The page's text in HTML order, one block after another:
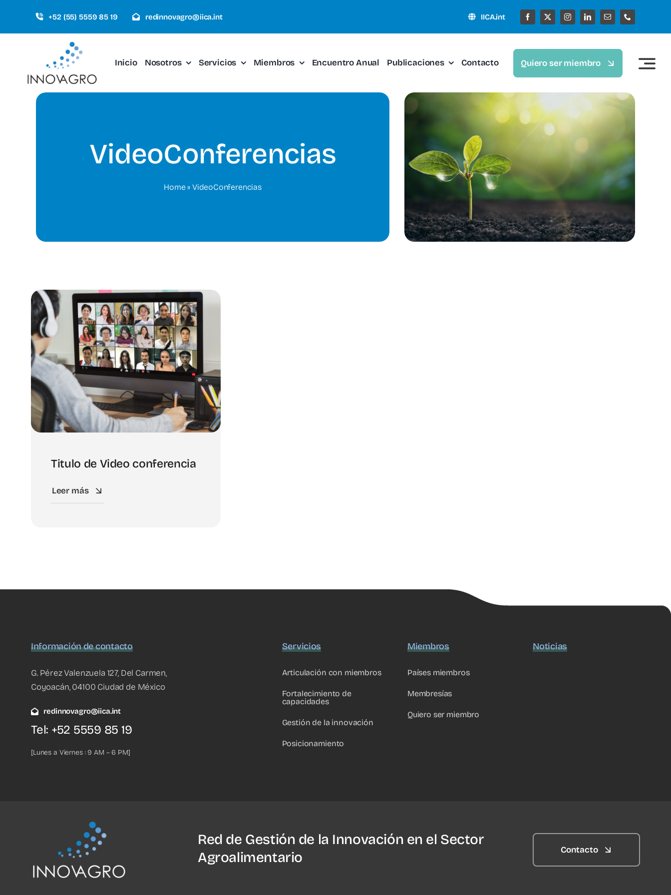
contenido
+52 (55) 5559 85 19 redinnovagro@iica.int IICA.int
Inicio Nosotros Servicios Miembros Encuentro Anual Publicaciones Contacto Quiero ser miembro
VideoConferencias
Home » VideoConferencias
Titulo de Video conferencia
Leer más
Información de contacto
G. Pérez Valenzuela 127, Del Carmen,
Coyoacán, 04100 Ciudad de México
redinnovagro@iica.int
Tel: +52 5559 85 19
[Lunes a Viernes : 9 AM – 6 PM]
Servicios
Articulación con miembros
Fortalecimiento de
capacidades
Gestión de la innovación
Posicionamiento
Miembros
Países miembros
Membresías
Quiero ser miembro
Noticias
Red de Gestión de la Innovación en el Sector
Agroalimentario
Contacto